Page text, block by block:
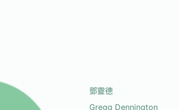
鄧靈德
Gregg Dennington